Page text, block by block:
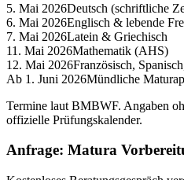
5. Mai 2026Deutsch (schriftliche
6. Mai 2026Englisch & lebende
7. Mai 2026Latein & Griechisch
11. Mai 2026Mathematik (AHS)
12. Mai 2026Französisch,
Ab 1. Juni 2026Mündliche
Termine laut BMBWF. Angaben
offizielle Prüfungskalender.
Anfrage: Matura